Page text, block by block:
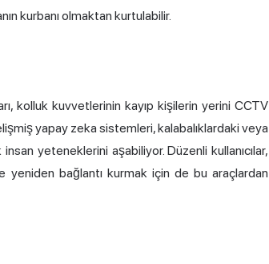
kurbanı olmaktan kurtulabilir.
kolluk kuvvetlerinin kayıp kişilerin yerini CCTV
yapay zeka sistemleri, kalabalıklardaki veya
yeteneklerini aşabiliyor. Düzenli kullanıcılar,
bağlantı kurmak için de bu araçlardan